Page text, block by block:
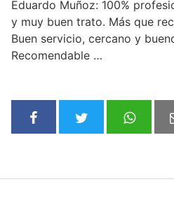
Eduardo Muñoz: 100%
y muy buen trato. Más que
Buen servicio, cercano y
Recomendable …